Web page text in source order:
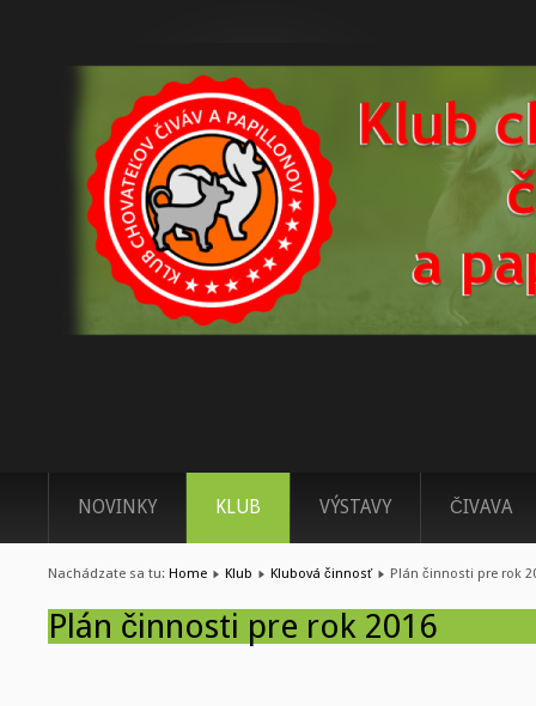
NOVINKY KLUB VÝSTAVY ČIVAVA
Nachádzate sa tu: Home Klub Klubová činnosť Plán činnosti pre rok
Plán činnosti pre rok 2016